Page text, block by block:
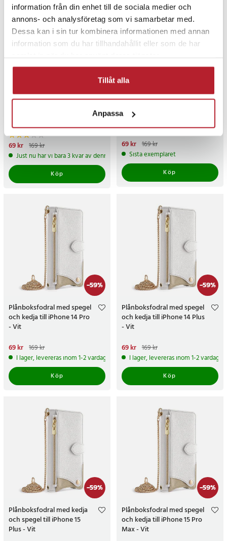
information från din enhet till de sociala medier och
annons- och analysföretag som vi samarbetar med.
Dessa kan i sin tur kombinera informationen med annan
information som du har tillhandahållit eller som de har
Tillåt alla
Anpassa
%
Plånboksfodral med kedja
och spegel till iPhone 16 Pro
Max - Svart
1
Nuvarande pris
pris:169 kr
69 kr 169 kr
Just nu har vi bara 3 kvar av denna produkt
Köp
och kedja till iPhone 14 Pro
Nuvarande pris
pris:169 kr
69 kr 169 kr
Sista exemplaret
Köp
-59%
Plånboksfodral med spegel
och kedja till iPhone 14 Pro
- Vit
Nuvarande pris
pris:169 kr
69 kr 169 kr
I lager, levereras inom 1-2 vardagar
Köp
-59%
Plånboksfodral med spegel
och kedja till iPhone 14 Plus
- Vit
Nuvarande pris
pris:169 kr
69 kr 169 kr
I lager, levereras inom 1-2 vardagar
Köp
-59%
Plånboksfodral med kedja
och spegel till iPhone 15
Plus - Vit
-59%
Plånboksfodral med spegel
och kedja till iPhone 15 Pro
Max - Vit